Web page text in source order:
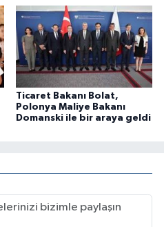
Ticaret Bakanı Bolat,
Polonya Maliye Bakanı
Domanski ile bir araya geldi